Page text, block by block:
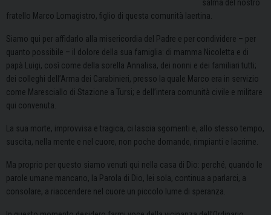
salma del nostro
fratello Marco Lomagistro, figlio di questa comunità laertina.
Siamo qui per affidarlo alla misericordia del Padre e per condividere – per
quanto possibile – il dolore della sua famiglia: di mamma Nicoletta e di
papà Luigi, così come della sorella Annalisa, dei nonni e dei familiari tutti;
dei colleghi dell’Arma dei Carabinieri, presso la quale Marco era in servizio
come Maresciallo di Stazione a Tursi; e dell’intera comunità civile e militare
qui convenuta.
La sua morte, improvvisa e tragica, ci lascia sgomenti e, allo stesso tempo,
suscita, nella mente e nel cuore, non poche domande, rimpianti e lacrime.
Ma proprio per questo siamo venuti qui nella casa di Dio: perché, quando le
parole umane mancano, la Parola di Dio, lei sola, continua a parlarci, a
consolare, a riaccendere nel cuore un piccolo lume di speranza.